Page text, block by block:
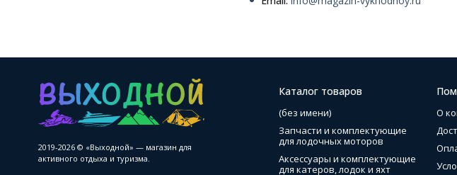
2019-2026 © «Выходной» — магазин для
активного отдыха и туризма.
Каталог товаров
(без имени)
Запчасти и комплектующие
для лодочных моторов
Аксессуары и комплектующие
для катеров, лодок и яхт
О